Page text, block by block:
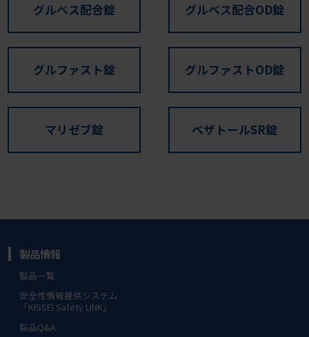
グルベス配合錠 グルベス配合OD錠
グルファスト錠 グルファストOD錠
マリゼブ錠 ベザトールSR錠
製品情報
製品一覧
安全性情報提供システム
「KISSEI Safety LINK」
製品Q&A